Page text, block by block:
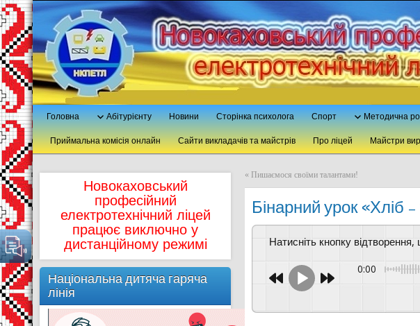
Головна Абітурієнту Новини Сторінка психолога Спорт Методична
Приймальна комісія онлайн Сайти викладачів та майстрів Про ліцей Майстри
Новокаховський
професійний
електротехнічний ліцей
працює виключно у
дистанційному режимі
Національна дитяча гаряча
лінія
« Пишаємося своїми талантами!
Бінарний урок «Хліб
Натисніть кнопку
0:00